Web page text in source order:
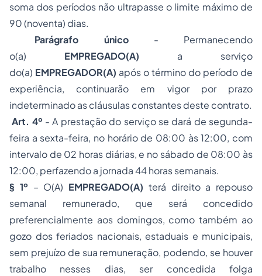
soma dos períodos não ultrapasse o limite máximo de
90 (noventa) dias.
Parágrafo único- Permanecendo
o(a) EMPREGADO(A) a serviço
do(a) EMPREGADOR(A) após o término do período de
experiência, continuarão em vigor por prazo
indeterminado as cláusulas constantes deste contrato.
Art. 4º - A prestação do serviço se dará de segunda-
feira a sexta-feira, no horário de 08:00 às 12:00, com
intervalo de 02 horas diárias, e no sábado de 08:00 às
12:00, perfazendo a jornada 44 horas semanais.
§ 1º– O(A) EMPREGADO(A) terá direito a repouso
semanal remunerado, que será concedido
preferencialmente aos domingos, como também ao
gozo dos feriados nacionais, estaduais e municipais,
sem prejuízo de sua remuneração, podendo, se houver
trabalho nesses dias, ser concedida folga